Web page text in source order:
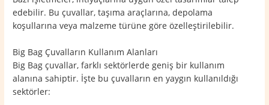
edebilir. Bu çuvallar, taşıma araçlarına, depolama
koşullarına veya malzeme türüne göre özelleştirilebilir.
Big Bag Çuvalların Kullanım Alanları
Big Bag çuvallar, farklı sektörlerde geniş bir kullanım
alanına sahiptir. İşte bu çuvalların en yaygın kullanıldığı
sektörler: